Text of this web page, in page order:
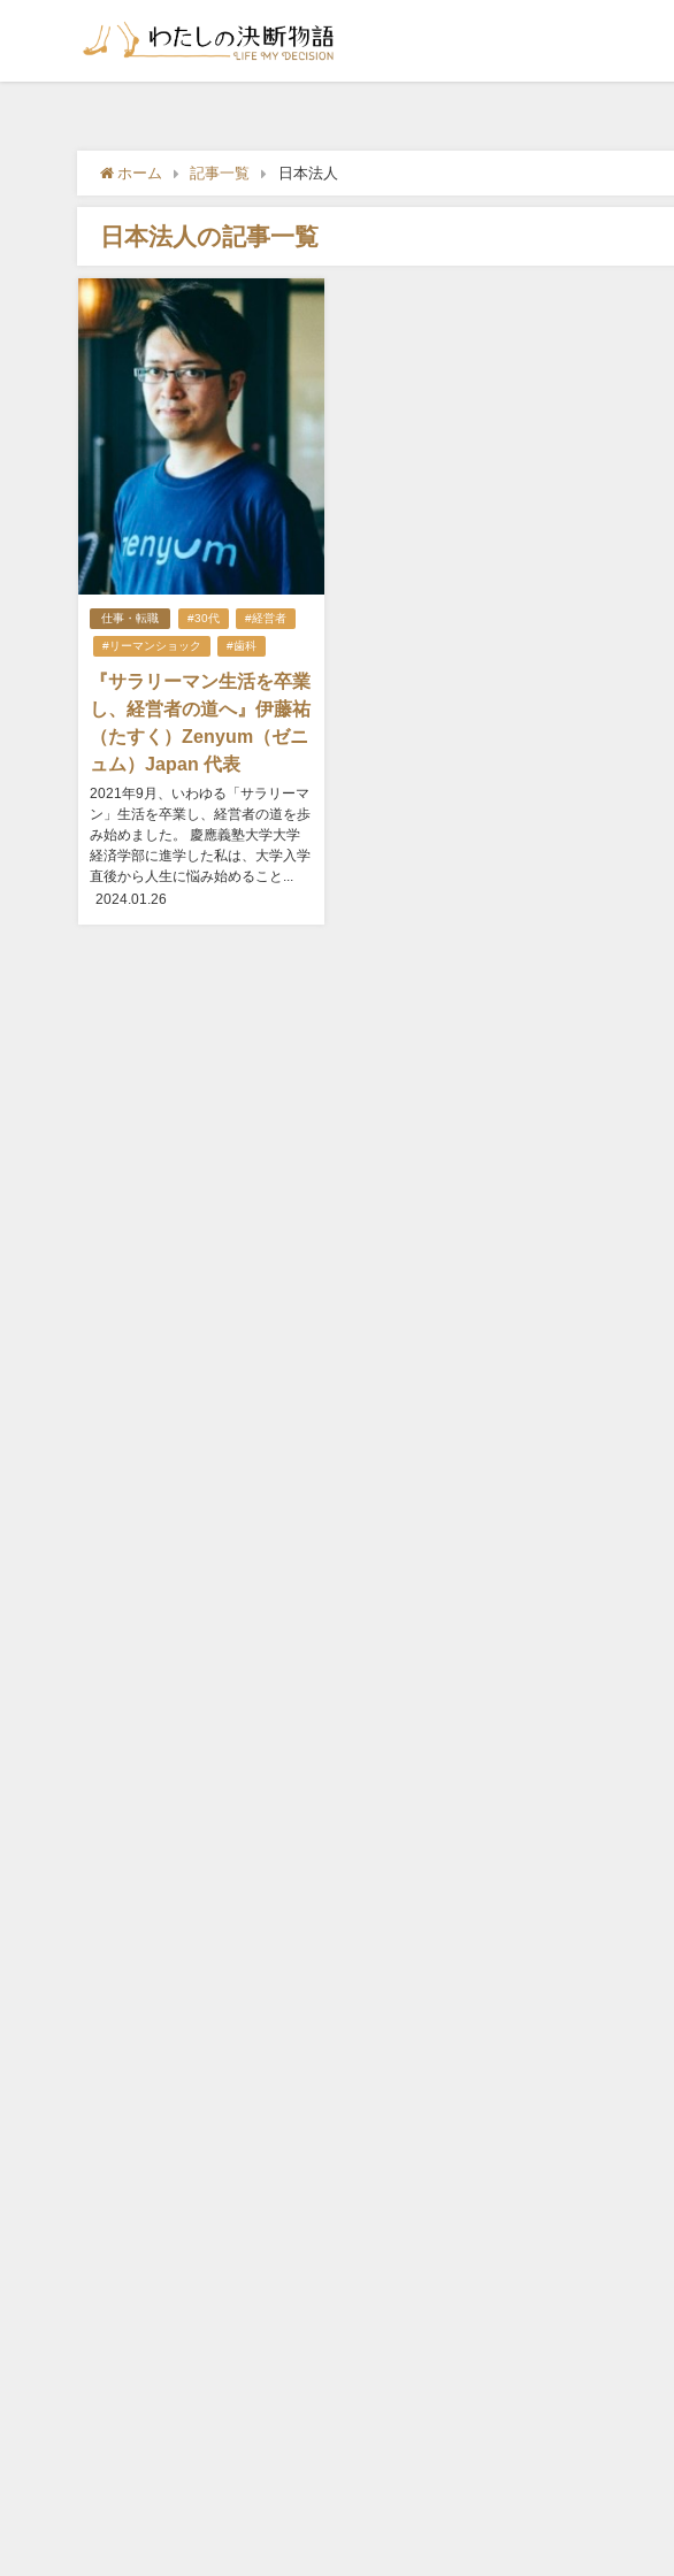
ホーム 記事一覧 日本法人
日本法人の記事一覧
仕事・転職 #30代 #経営者
#リーマンショック #歯科
『サラリーマン生活を卒業
し、経営者の道へ』伊藤祐
（たすく）Zenyum（ゼニ
ュム）Japan 代表
2021年9月、いわゆる「サラリーマ
ン」生活を卒業し、経営者の道を歩
み始めました。 慶應義塾大学大学
経済学部に進学した私は、大学入学
直後から人生に悩み始めること...
2024.01.26